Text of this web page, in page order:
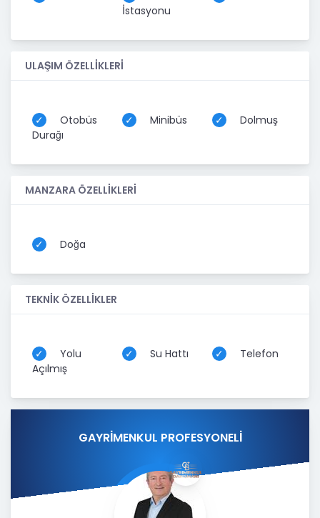
İstasyonu
ULAŞIM ÖZELLİKLERİ
Otobüs
Durağı
Minibüs Dolmuş
MANZARA ÖZELLİKLERİ
Doğa
TEKNİK ÖZELLİKLER
Yolu
Açılmış
Su Hattı Telefon
GAYRİMENKUL PROFESYONELİ